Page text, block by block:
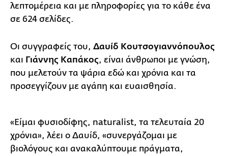
λεπτομέρεια και με πληροφορίες για το κάθε ένα
σε 624 σελίδες.
Οι συγγραφείς του, Δαυίδ Κουτσογιαννόπουλος
και Γιάννης Καπάκος, είναι άνθρωποι με γνώση,
που μελετούν τα ψάρια εδώ και χρόνια και τα
προσεγγίζουν με αγάπη και ευαισθησία.
«Είμαι φυσιοδίφης, naturalist, τα τελευταία 20
χρόνια», λέει ο Δαυίδ, «συνεργάζομαι με
βιολόγους και ανακαλύπτουμε πράγματα,